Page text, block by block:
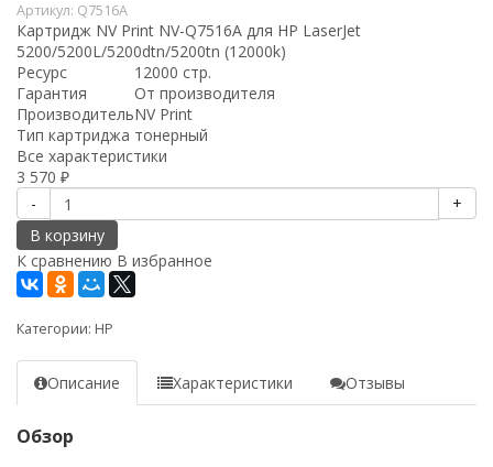
Артикул: Q7516A
Картридж NV Print NV-Q7516A для HP LaserJet
5200/5200L/5200dtn/5200tn (12000k)
Ресурс
12000 стр.
Гарантия
От производителя
ПроизводительNV Print
Тип картриджа тонерный
Все характеристики
3 570 ₽
-
+
В корзину
К сравнению В избранное
Категории: HP
Описание Характеристики Отзывы
Обзор